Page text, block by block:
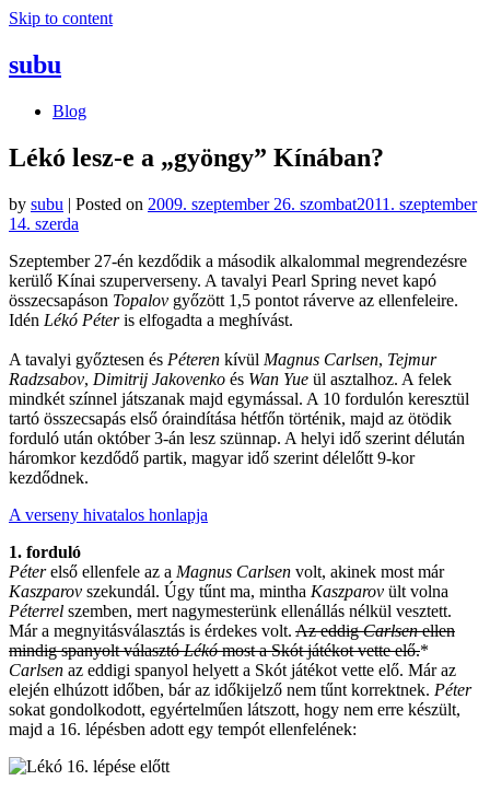
Skip to content
subu
Blog
Lékó lesz-e a „gyöngy” Kínában?
by subu | Posted on 2009. szeptember 26. szombat2011. szeptember
14. szerda
Szeptember 27-én kezdődik a második alkalommal megrendezésre
kerülő Kínai szuperverseny. A tavalyi Pearl Spring nevet kapó
összecsapáson Topalov győzött 1,5 pontot ráverve az ellenfeleire.
Idén Lékó Péteris elfogadta a meghívást.
A tavalyi győztesen és Péteren kívül Magnus Carlsen, Tejmur
Radzsabov, Dimitrij Jakovenko és Wan Yue ül asztalhoz. A felek
mindkét színnel játszanak majd egymással. A 10 fordulón keresztül
tartó összecsapás első óraindítása hétfőn történik, majd az ötödik
forduló után október 3-án lesz szünnap. A helyi idő szerint délután
háromkor kezdődő partik, magyar idő szerint délelőtt 9-kor
kezdődnek.
A verseny hivatalos honlapja
1. forduló
Péterelső ellenfele az a Magnus Carlsen volt, akinek most már
Kaszparov szekundál. Úgy tűnt ma, mintha Kaszparov ült volna
Péterrel szemben, mert nagymesterünk ellenállás nélkül vesztett.
Már a megnyitásválasztás is érdekes volt. Az eddigCarlsenellen
mindig spanyolt választóLékómost a Skót játékot vette elő.*
Carlsen az eddigi spanyol helyett a Skót játékot vette elő. Már az
elején elhúzott időben, bár az időkijelző nem tűnt korrektnek. Péter
sokat gondolkodott, egyértelműen látszott, hogy nem erre készült,
majd a 16. lépésben adott egy tempót ellenfelének: